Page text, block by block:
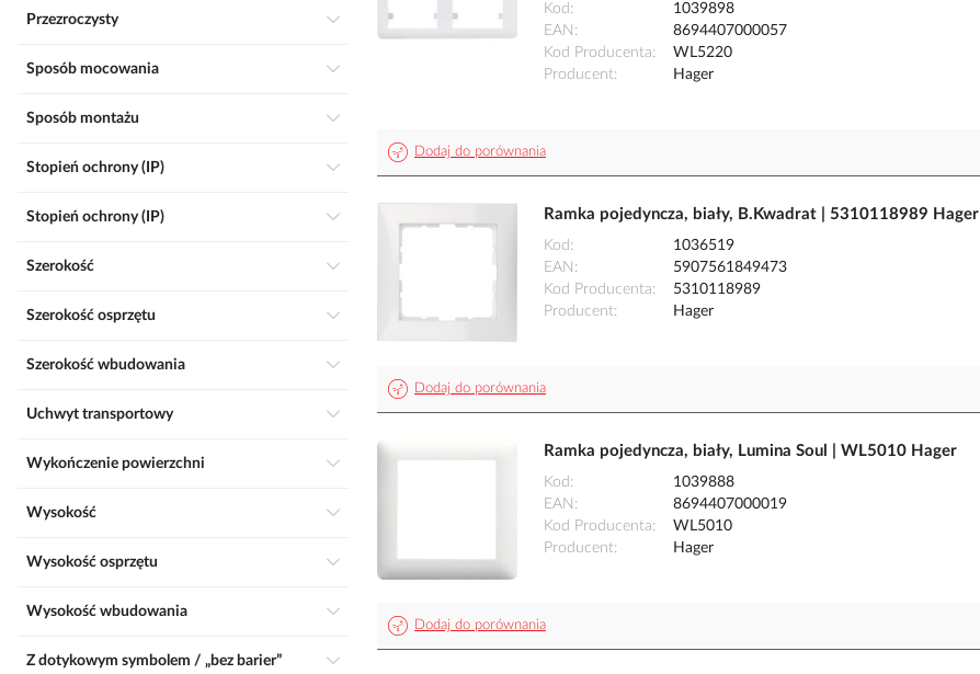
Kod
1039898
EAN
8694407000057
Kod Producenta
WL5220
Producent
Hager
Dodaj do porównania
Ramka pojedyncza, biały, B.Kwadrat | 5310118989 Hager
Kod
1036519
EAN
5907561849473
Kod Producenta
5310118989
Producent
Hager
Dodaj do porównania
Ramka pojedyncza, biały, Lumina Soul | WL5010 Hager
Kod
1039888
EAN
8694407000019
Kod Producenta
WL5010
Producent
Hager
Dodaj do porównania
Przezroczysty
Sposób mocowania
Sposób montażu
Stopień ochrony (IP)
Stopień ochrony (IP)
Szerokość
Szerokość osprzętu
Szerokość wbudowania
Uchwyt transportowy
Wykończenie powierzchni
Wysokość
Wysokość osprzętu
Wysokość wbudowania
Z dotykowym symbolem / „bez barier”